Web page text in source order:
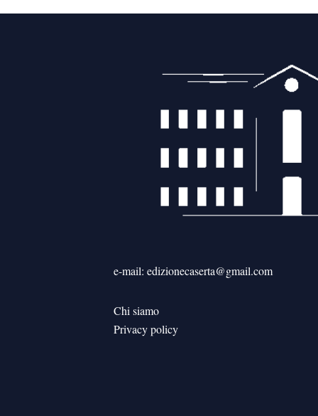
e-mail: edizionecaserta@gmail.com
Chi siamo
Privacy policy